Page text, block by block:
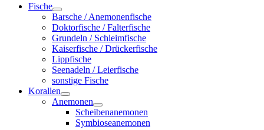
Fische
Barsche / Anemonenfische
Doktorfische / Falterfische
Grundeln / Schleimfische
Kaiserfische / Drückerfische
Lippfische
Seenadeln / Leierfische
sonstige Fische
Korallen
Anemonen
Scheibenanemonen
Symbioseanemonen